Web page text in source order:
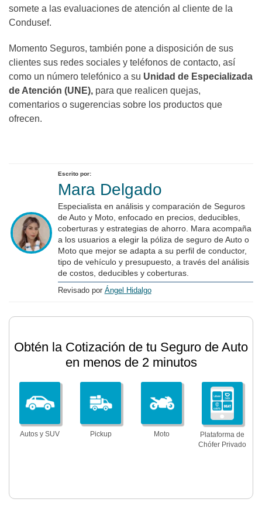
somete a las evaluaciones de atención al cliente de la
Condusef.
Momento Seguros, también pone a disposición de sus
clientes sus redes sociales y teléfonos de contacto, así
como un número telefónico a su Unidad de Especializada
de Atención (UNE), para que realicen quejas,
comentarios o sugerencias sobre los productos que
ofrecen.
Escrito por:
Mara Delgado
Especialista en análisis y comparación de Seguros
de Auto y Moto, enfocado en precios, deducibles,
coberturas y estrategias de ahorro. Mara acompaña
a los usuarios a elegir la póliza de seguro de Auto o
Moto que mejor se adapta a su perfil de conductor,
tipo de vehículo y presupuesto, a través del análisis
de costos, deducibles y coberturas.
Revisado por Ángel Hidalgo
Obtén la Cotización de tu Seguro de Auto
en menos de 2 minutos
Autos y SUV Pickup Moto
Plataforma de
Chófer Privado